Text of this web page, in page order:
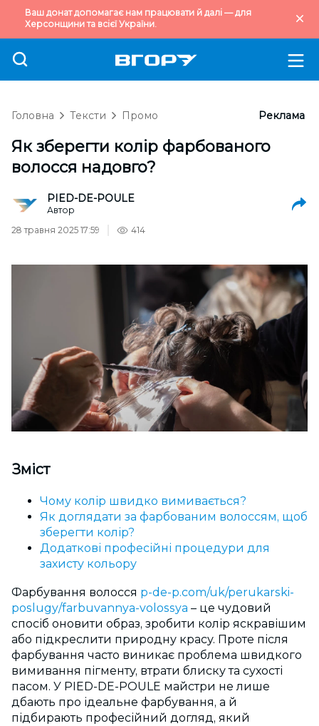
Ваш донат допомагає нам працювати й далі — для
Херсонщини та всієї України.
Головна Тексти Промо Реклама
Як зберегти колір фарбованого
волосся надовго?
PIED-DE-POULE
Автор
28 травня 2025 17:59
414
Зміст
Чому колір швидко вимивається?
Як доглядати за фарбованим волоссям, щоб
зберегти колір?
Додаткові професійні процедури для
захисту кольору
Фарбування волосся p-de-p.com/uk/perukarski-
poslugy/farbuvannya-volossya – це чудовий
спосіб оновити образ, зробити колір яскравішим
або підкреслити природну красу. Проте після
фарбування часто виникає проблема швидкого
вимивання пігменту, втрати блиску та сухості
пасом. У PIED-DE-POULE майстри не лише
дбають про ідеальне фарбування, а й
підбирають професійний догляд, який